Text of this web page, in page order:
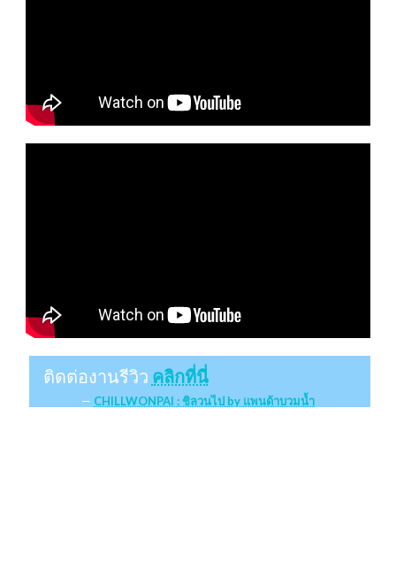
ติดต่องานรีวิว คลิกที่นี่
CHILLWONPAI : ชิลวนไป by แพนด้าบวมน้ำ